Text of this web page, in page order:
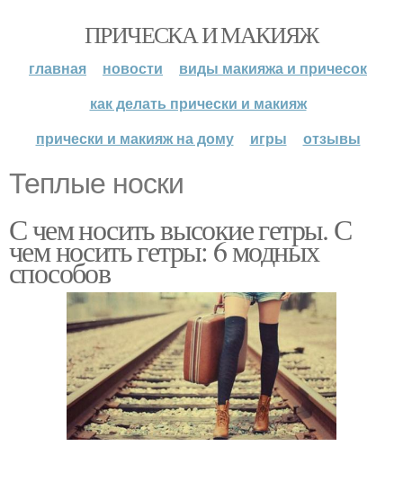
ПРИЧЕСКА И МАКИЯЖ
главная новости
виды макияжа и причесок
как делать прически и макияж
прически и макияж на дому
игры отзывы
Теплые носки
С чем носить высокие гетры. С
чем носить гетры: 6 модных
способов